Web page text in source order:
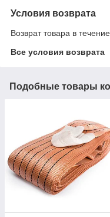
Условия возврата
Возврат товара в
Все условия возврата
Подобные товары